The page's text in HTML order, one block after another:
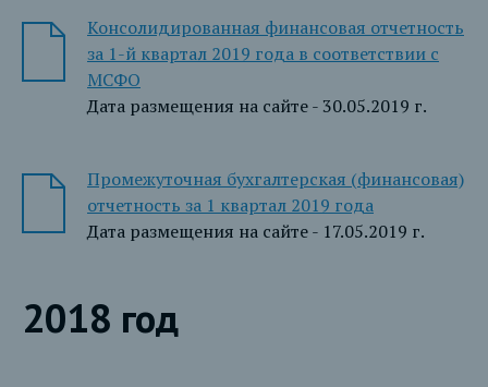
Консолидированная финансовая отчетность
за 1-й квартал 2019 года в соответствии с
МСФО
Дата размещения на сайте - 30.05.2019 г.
Промежуточная бухгалтерская (финансовая)
отчетность за 1 квартал 2019 года
Дата размещения на сайте - 17.05.2019 г.
2018 год